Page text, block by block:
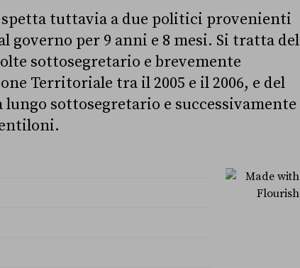
spetta tuttavia a due politici provenienti
per 9 anni e 8 mesi. Si tratta del
sottosegretario e brevemente
Territoriale tra il 2005 e il 2006, e del
lungo sottosegretario e successivamente